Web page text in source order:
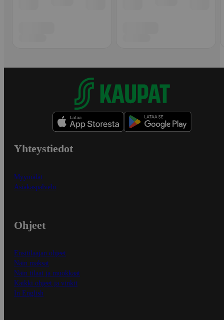
Yhteystiedot
Myymälät
Asiakaspalvelu
Ohjeet
Ensitilaajan ohjeet
Näin maksat
Näin tilaat ja muokkaat
Kaikki ohjeet ja vinkit
In English